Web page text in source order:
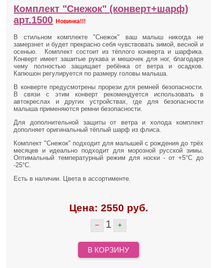
Комплект "Снежок" (конверт+шарф)
арт.1500 Новинка!!!
В стильном комплекте "Снежок" ваш малыш никогда не
замерзнет и будет прекрасно себя чувствовать зимой, весной и
осенью. Комплект состоит из тёплого конверта и шарфика.
Конверт имеет зашитые рукава и мешочек для ног, благодаря
чему полностью защищает ребёнка от ветра и осадков.
Капюшон регулируется по размеру головы малыша.
В конверте предусмотрены прорези для ремней безопасности.
В связи с этим конверт рекомендуется использовать в
автокреслах и других устройствах, где для безопасности
малыша применяются ремни безопасности.
Для дополнительной защиты от ветра и холода комплект
дополняет оригинальный тёплый шарф из флиса.
Комплект "Снежок" подходит для малышей с рождения до трёх
месяцев и идеально подходит для морозной русской зимы.
Оптимальный температурный режим для носки - от +5°С до
-25°С.
Есть в наличии. Цвета в ассортименте.
Цена: 2550 руб.
− 1 +
В КОРЗИНУ